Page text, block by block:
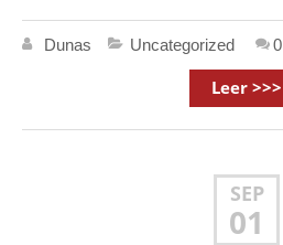
Dunas Uncategorized 0
Leer >>>
SEP
01